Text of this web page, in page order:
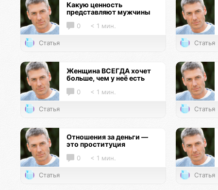
Какую ценность
представляют мужчины
0 < 1 мин.
Статья Статья
Женщина ВСЕГДА хочет
больше, чем у неё есть
0 < 1 мин.
Статья Статья
Отношения за деньги —
это проституция
0 < 1 мин.
Статья Статья